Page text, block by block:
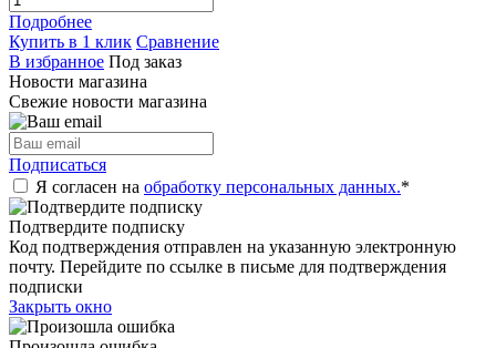
Подробнее
Купить в 1 клик Сравнение
В избранное Под заказ
Новости магазина
Свежие новости магазина
Подписаться
Я согласен на обработку персональных данных.*
Подтвердите подписку
Код подтверждения отправлен на указанную электронную
почту. Перейдите по ссылке в письме для подтверждения
подписки
Закрыть окно